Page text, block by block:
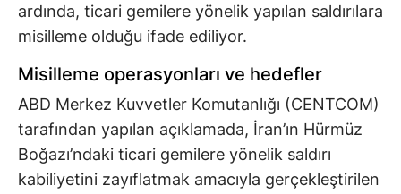
ardında, ticari gemilere yönelik yapılan saldırılara
misilleme olduğu ifade ediliyor.
Misilleme operasyonları ve hedefler
ABD Merkez Kuvvetler Komutanlığı (CENTCOM)
tarafından yapılan açıklamada, İran’ın Hürmüz
Boğazı’ndaki ticari gemilere yönelik saldırı
kabiliyetini zayıflatmak amacıyla gerçekleştirilen